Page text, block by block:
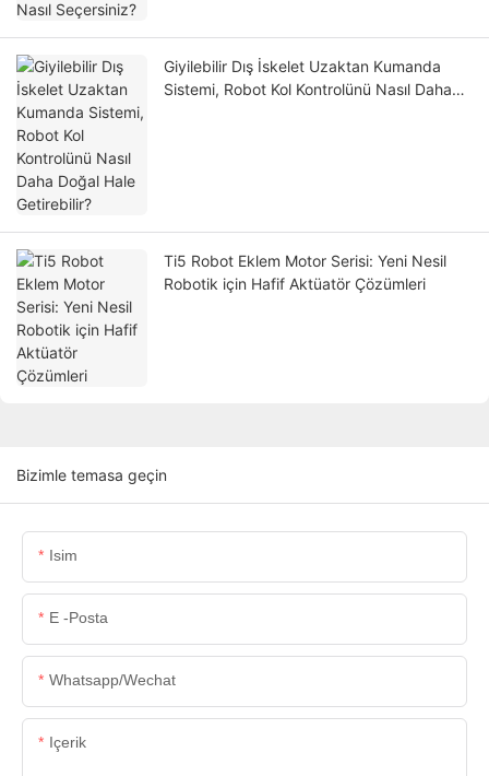
Giyilebilir Dış İskelet Uzaktan Kumanda
Sistemi, Robot Kol Kontrolünü Nasıl Daha
Ti5 Robot Eklem Motor Serisi: Yeni Nesil
Robotik için Hafif Aktüatör Çözümleri
Bizimle temasa geçin
Isim
E -posta
Whatsapp/wechat
Içerik